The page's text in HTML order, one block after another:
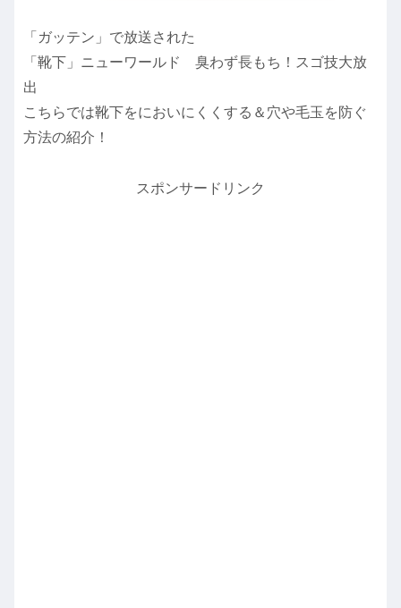
「ガッテン」で放送された
「靴下」ニューワールド 臭わず長もち！スゴ技大放
出
こちらでは靴下をにおいにくくする＆穴や毛玉を防ぐ
方法の紹介！
スポンサードリンク